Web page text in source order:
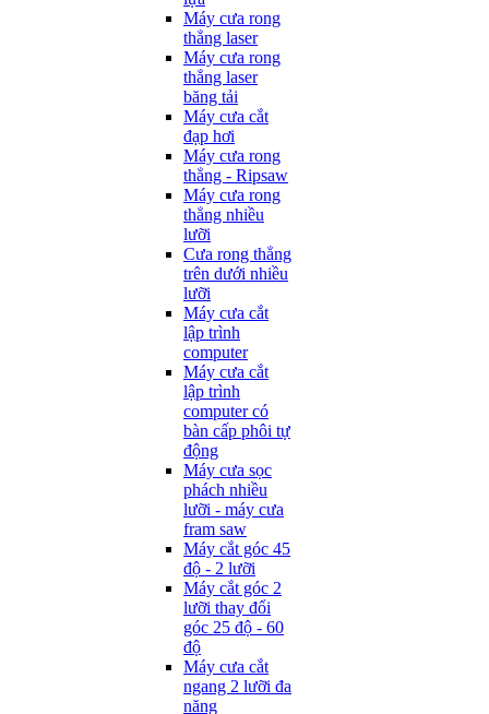
Máy cưa rong
thẳng laser
Máy cưa rong
thẳng laser
băng tải
Máy cưa cắt
đạp hơi
Máy cưa rong
thẳng - Ripsaw
Máy cưa rong
thẳng nhiều
lưỡi
Cưa rong thẳng
trên dưới nhiều
lưỡi
Máy cưa cắt
lập trình
computer
Máy cưa cắt
lập trình
computer có
bàn cấp phôi tự
động
Máy cưa sọc
phách nhiều
lưỡi - máy cưa
fram saw
Máy cắt góc 45
độ - 2 lưỡi
Máy cắt góc 2
lưỡi thay đổi
góc 25 độ - 60
độ
Máy cưa cắt
ngang 2 lưỡi đa
năng